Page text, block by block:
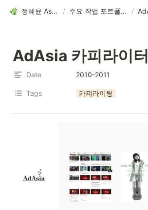
정혜윤 Ashley / 주요 작업 포트폴리오 /
AdAsia 카피라이터
Date 2010-2011
Tags 카피라이팅